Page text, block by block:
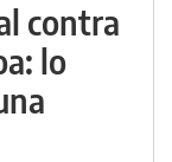
contra
lo